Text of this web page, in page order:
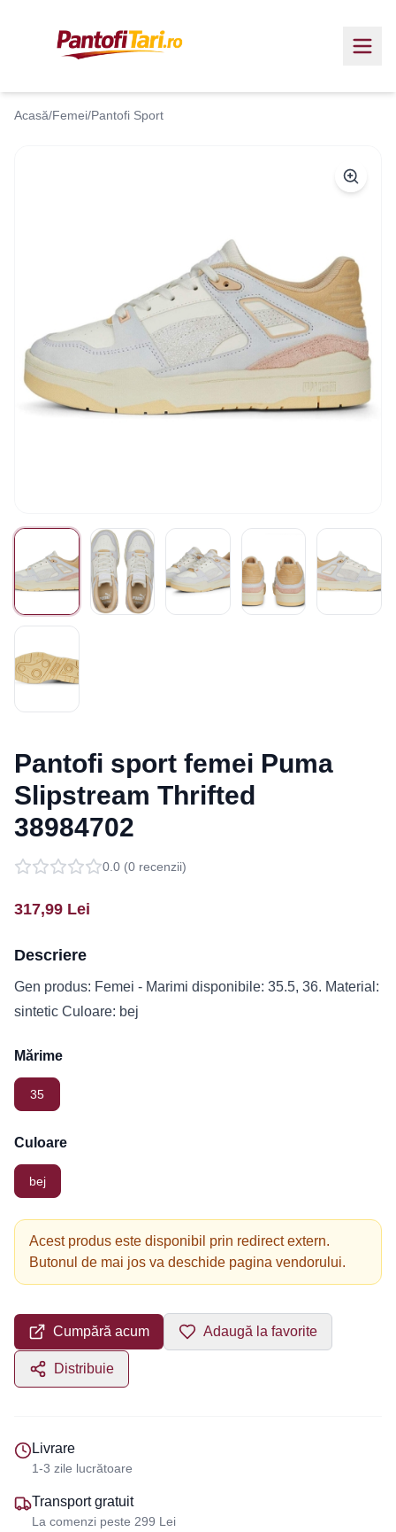
Acasă/Femei/Pantofi Sport
Pantofi sport femei Puma
Slipstream Thrifted
38984702
0.0 (0 recenzii)
317,99 Lei
Descriere
Gen produs: Femei - Marimi disponibile: 35.5, 36. Material:
sintetic Culoare: bej
Mărime
35
Culoare
bej
Acest produs este disponibil prin redirect extern.
Butonul de mai jos va deschide pagina vendorului.
Cumpără acum Adaugă la favorite
Distribuie
Livrare
1-3 zile lucrătoare
Transport gratuit
La comenzi peste 299 Lei